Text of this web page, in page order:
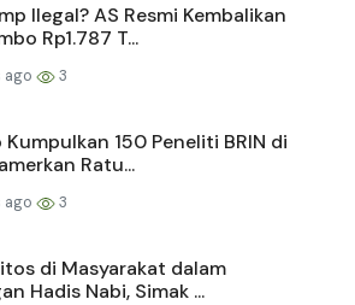
Ilegal? AS Resmi Kembalikan
Rp1.787 T...
ago 3
Kumpulkan 150 Peneliti BRIN di
Ratu...
ago 3
di Masyarakat dalam
Hadis Nabi, Simak ...